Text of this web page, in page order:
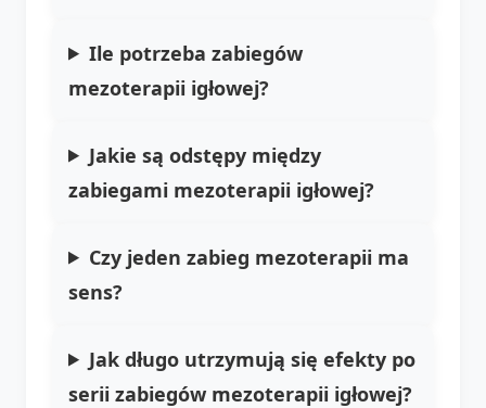
Ile potrzeba zabiegów
mezoterapii igłowej?
Jakie są odstępy między
zabiegami mezoterapii igłowej?
Czy jeden zabieg mezoterapii ma
sens?
Jak długo utrzymują się efekty po
serii zabiegów mezoterapii igłowej?